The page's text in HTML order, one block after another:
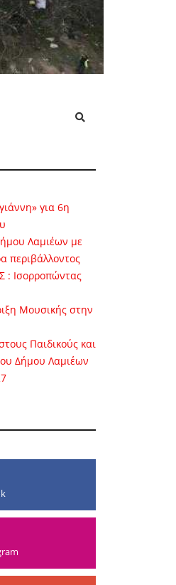
για 6η
Λαμιέων με
περιβάλλοντος
Ισορροπώντας
Μουσικής στην
Παιδικούς και
Δήμου Λαμιέων